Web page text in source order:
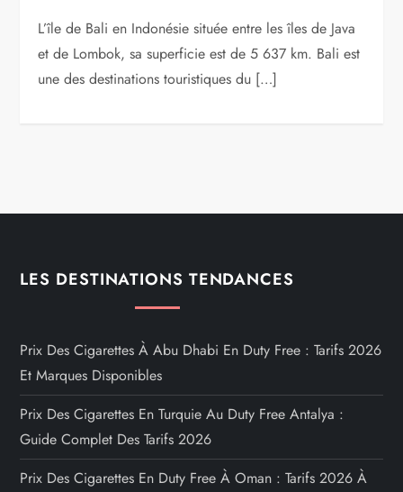
L’île de Bali en Indonésie située entre les îles de Java
et de Lombok, sa superficie est de 5 637 km. Bali est
une des destinations touristiques du […]
LES DESTINATIONS TENDANCES
Prix Des Cigarettes À Abu Dhabi En Duty Free : Tarifs 2026
Et Marques Disponibles
Prix Des Cigarettes En Turquie Au Duty Free Antalya :
Guide Complet Des Tarifs 2026
Prix Des Cigarettes En Duty Free À Oman : Tarifs 2026 À